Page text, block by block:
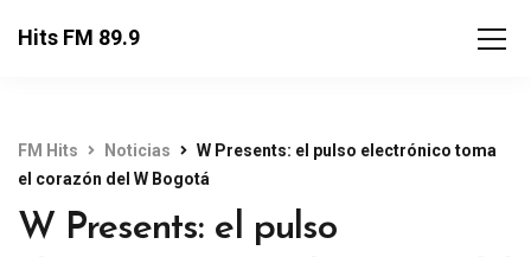
Hits FM 89.9
FM Hits Noticias
W Presents: el pulso electrónico toma
el corazón del W Bogotá
W Presents: el pulso